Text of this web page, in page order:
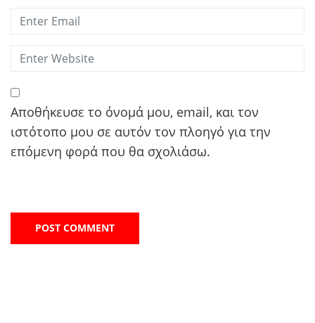
Αποθήκευσε το όνομά μου, email, και τον
ιστότοπο μου σε αυτόν τον πλοηγό για την
επόμενη φορά που θα σχολιάσω.